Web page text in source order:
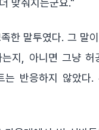
맞춰지는군요."
한 말투였다. 그 말
는지, 아니면 그냥
는 반응하지 않았다.